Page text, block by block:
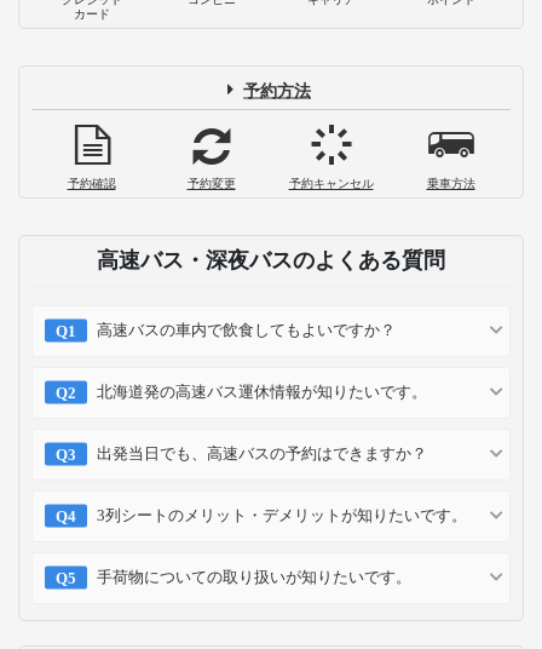
カード
予約方法
予約確認 予約変更 予約キャンセル 乗車方法
高速バス・深夜バスのよくある質問
高速バスの車内で飲食してもよいですか？
北海道発の高速バス運休情報が知りたいです。
出発当日でも、高速バスの予約はできますか？
3列シートのメリット・デメリットが知りたいです。
手荷物についての取り扱いが知りたいです。